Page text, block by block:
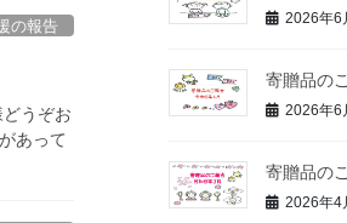
の報告
うぞお
あって
2026年6
寄贈品の
2026年6
寄贈品の
2026年4